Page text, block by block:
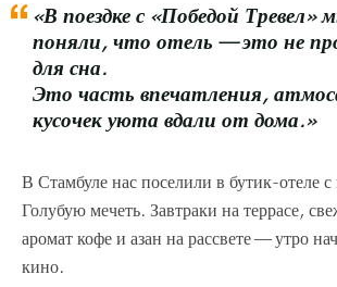
«В поездке с «Победой Тревел»
поняли, что отель — это не
для сна.
Это часть впечатления,
кусочек уюта вдали от дома.»
В Стамбуле нас поселили в бутик-отеле
Голубую мечеть. Завтраки на террасе,
аромат кофе и азан на рассвете — утро
кино.